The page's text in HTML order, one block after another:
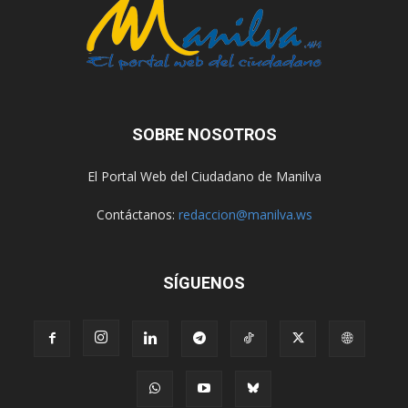
SOBRE NOSOTROS
El Portal Web del Ciudadano de Manilva
Contáctanos: redaccion@manilva.ws
SÍGUENOS